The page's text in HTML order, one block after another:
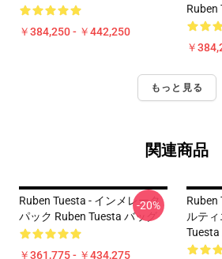
￥384,250 - ￥442,250
Ruben
￥
もっと見る
関連商品
Ruben Tuesta - インメレータ
パック Ruben Tuesta バッグ
￥361,775 - ￥434,275
-20%
Ruben
ルティ